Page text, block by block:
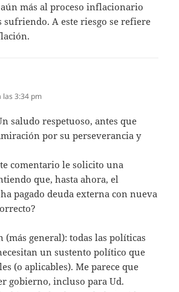
más al proceso inflacionario
sufriendo. A este riesgo se refiere
las 3:34 pm
saludo respetuoso, antes que
por su perseverancia y
comentario le solicito una
que, hasta ahora, el
pagado deuda externa con nueva
(más general): todas las políticas
un sustento político que
(o aplicables). Me parece que
gobierno, incluso para Ud.